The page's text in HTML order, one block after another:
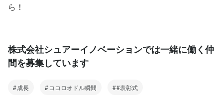
ら！
株式会社シュアーイノベーションでは一緒に働く仲
間を募集しています
成長 ココロオドル瞬間 #表彰式